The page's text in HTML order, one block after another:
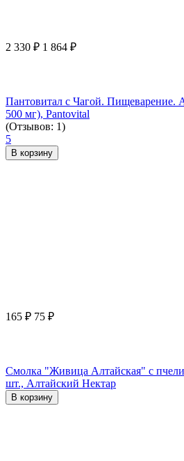
2 330 ₽ 1 864 ₽
Пантовитал с Чагой. Пищеварение.
500 мг), Pantovital
(Отзывов: 1)
5
В корзину
165 ₽ 75 ₽
Смолка "Живица Алтайская" с
шт., Алтайский Нектар
В корзину